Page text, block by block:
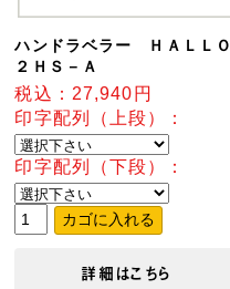
ハンドラベラー ＨＡＬＬＯ
２ＨＳ－Ａ
税込：27,940円
印字配列（上段）：
印字配列（下段）：
詳細はこちら